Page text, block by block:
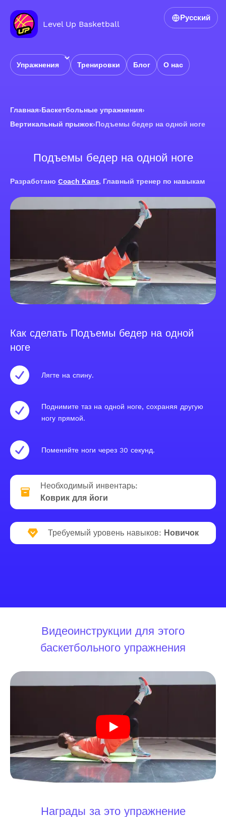
Level Up Basketball
Упражнения Тренировки Блог О нас
Русский
Главная›Баскетбольные упражнения›
Вертикальный прыжок›Подъемы бедер на одной ноге
Подъемы бедер на одной ноге
Разработано Coach Kans, Главный тренер по навыкам
Как сделать Подъемы бедер на одной
ноге
Лягте на спину.
Поднимите таз на одной ноге, сохраняя другую
ногу прямой.
Поменяйте ноги через 30 секунд.
Необходимый инвентарь:
Коврик для йоги
Требуемый уровень навыков: Новичок
Видеоинструкции для этого
баскетбольного упражнения
Награды за это упражнение